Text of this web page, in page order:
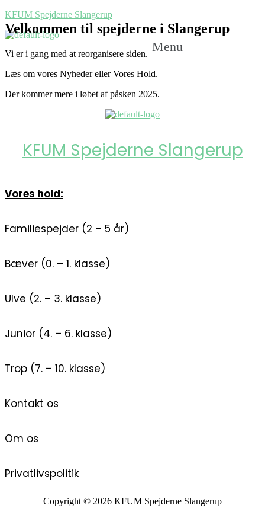
KFUM Spejderne Slangerup
Menu
Velkommen til spejderne i Slangerup
Vi er i gang med at reorganisere siden.
Læs om vores Nyheder eller Vores Hold.
Der kommer mere i løbet af påsken 2025.
KFUM Spejderne Slangerup
Vores hold:
Familiespejder (2 – 5 år)
Bæver (0. – 1. klasse)
Ulve (2. – 3. klasse)
Junior (4. – 6. klasse)
Trop (7. – 10. klasse)
Kontakt os
Om os
Privatlivspolitik
Copyright © 2026 KFUM Spejderne Slangerup